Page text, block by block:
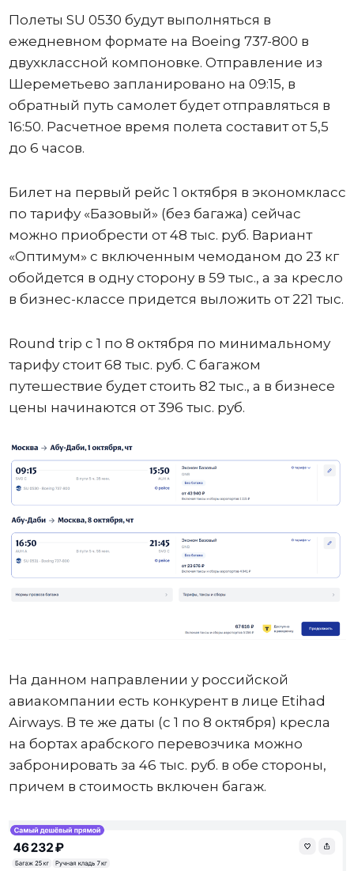
Полеты SU 0530 будут выполняться в
ежедневном формате на Boeing 737-800 в
двухклассной компоновке. Отправление из
Шереметьево запланировано на 09:15, в
обратный путь самолет будет отправляться в
16:50. Расчетное время полета составит от 5,5
до 6 часов.
Билет на первый рейс 1 октября в экономкласс
по тарифу «Базовый» (без багажа) сейчас
можно приобрести от 48 тыс. руб. Вариант
«Оптимум» с включенным чемоданом до 23 кг
обойдется в одну сторону в 59 тыс., а за кресло
в бизнес-классе придется выложить от 221 тыс.
Round trip с 1 по 8 октября по минимальному
тарифу стоит 68 тыс. руб. С багажом
путешествие будет стоить 82 тыс., а в бизнесе
цены начинаются от 396 тыс. руб.
На данном направлении у российской
авиакомпании есть конкурент в лице Etihad
Airways. В те же даты (с 1 по 8 октября) кресла
на бортах арабского перевозчика можно
забронировать за 46 тыс. руб. в обе стороны,
причем в стоимость включен багаж.